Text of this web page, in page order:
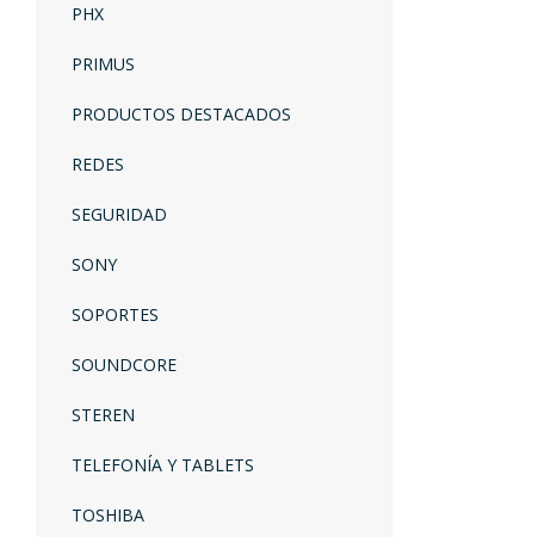
PHX
PRIMUS
PRODUCTOS DESTACADOS
REDES
SEGURIDAD
SONY
SOPORTES
SOUNDCORE
STEREN
TELEFONÍA Y TABLETS
TOSHIBA